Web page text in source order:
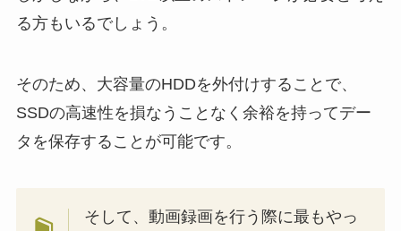
る方もいるでしょう。
そのため、大容量のHDDを外付けすることで、
SSDの高速性を損なうことなく余裕を持ってデー
タを保存することが可能です。
そして、動画録画を行う際に最もやっ